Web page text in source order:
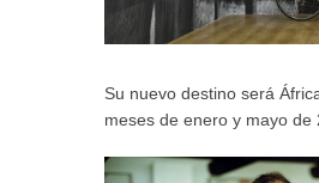
Su nuevo destino será
meses de enero y mayo de